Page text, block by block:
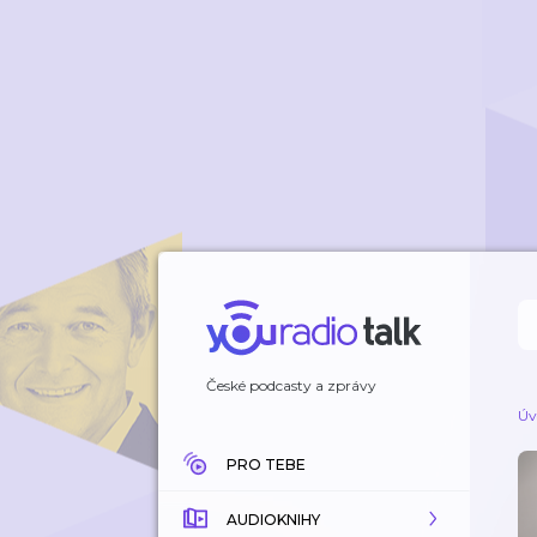
České podcasty a zprávy
PRO TEBE
AUDIOKNIHY